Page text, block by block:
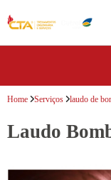
Home Serviços laudo de
Laudo